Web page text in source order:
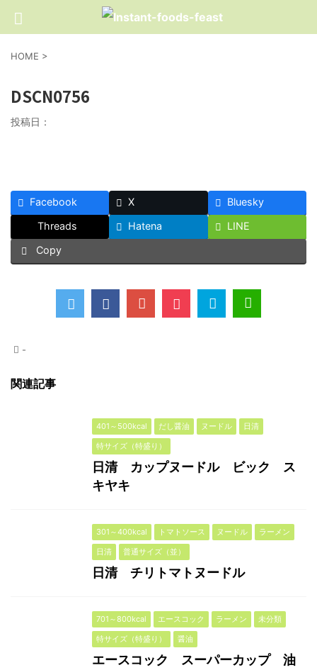
HOME >
DSCN0756
投稿日：
Facebook X
Bluesky
Threads
Hatena
LINE
Copy
-
関連記事
401～500kcal だし醤油 ヌードル
日清
特サイズ（特盛り）
日清 カップヌードル ビック ス
キヤキ
301～400kcal トマトソース ヌードル
ラーメン
日清
普通サイズ（並）
日清 チリトマトヌードル
701～800kcal エースコック ラーメン
未分類
特サイズ（特盛り）
醤油
エースコック スーパーカップ 油